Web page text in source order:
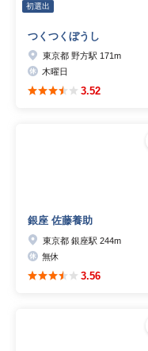
初選出
つくつくぼうし
東京都 野方駅 171m
木曜日
3.52
銀座 佐藤養助
東京都 銀座駅 244m
無休
3.56